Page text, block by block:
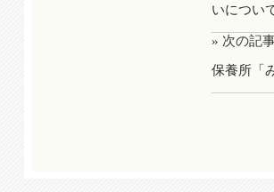
いについ
» 次の記
保養所「